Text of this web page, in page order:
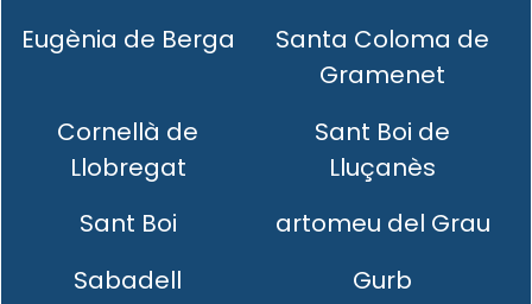
Eugènia de Berga
Santa Coloma de
Gramenet
Cornellà de
Llobregat
Sant Boi de
Lluçanès
Sant Boi
artomeu del Grau
Sabadell
Gurb